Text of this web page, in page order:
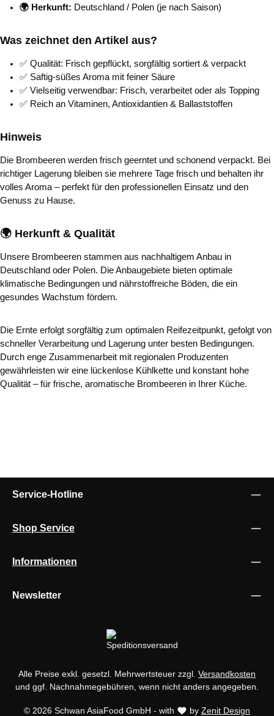
🌍 Herkunft: Deutschland / Polen (je nach Saison)
Was zeichnet den Artikel aus?
✅ Qualität: Frisch gepflückt, sorgfältig sortiert & verpackt
✅ Saftig-süßes Aroma mit feiner Säure
✅ Vielseitig verwendbar: Frisch, verarbeitet oder als Topping
✅ Reich an Vitaminen, Antioxidantien & Ballaststoffen
Hinweis
Die Brombeeren werden frisch geerntet und schonend verpackt. Bei
richtiger Lagerung bleiben sie mehrere Tage frisch und behalten ihr
volles Aroma – perfekt für den professionellen Einsatz und den
Genuss zu Hause.
🌍 Herkunft & Qualität
Unsere Brombeeren stammen aus nachhaltigem Anbau in
Deutschland oder Polen. Die Anbaugebiete bieten optimale
klimatische Bedingungen und nährstoffreiche Böden, die ein
gesundes Wachstum fördern.
Die Ernte erfolgt sorgfältig zum optimalen Reifezeitpunkt, gefolgt von
schneller Verarbeitung und Lagerung unter besten Bedingungen.
Durch enge Zusammenarbeit mit regionalen Produzenten
gewährleisten wir eine lückenlose Kühlkette und konstant hohe
Qualität – für frische, aromatische Brombeeren in Ihrer Küche.
Service-Hotline
Shop Service
Informationen
Newsletter
© 2026 Schwan AsiaFood GmbH - with by Zenit Design
Alle Preise exkl. gesetzl. Mehrwertsteuer zzgl. Versandkosten
und ggf. Nachnahmegebühren, wenn nicht anders angegeben.